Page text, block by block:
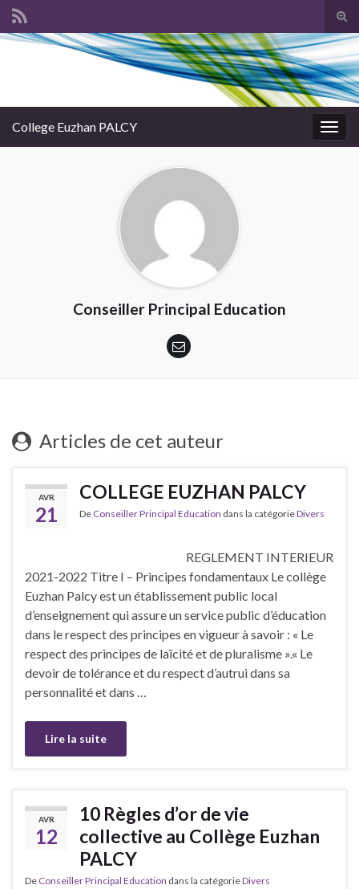
Search for:
College Euzhan PALCY
Conseiller Principal Education
Articles de cet auteur
AVR
21
COLLEGE EUZHAN PALCY
De Conseiller Principal Education dans la catégorieDivers
REGLEMENT INTERIEUR
2021-2022 Titre I – Principes fondamentaux Le collège
Euzhan Palcy est un établissement public local
d’enseignement qui assure un service public d’éducation
dans le respect des principes en vigueur à savoir : « Le
respect des principes de laïcité et de pluralisme ».« Le
devoir de tolérance et du respect d’autrui dans sa
personnalité et dans …
Lire la suite
AVR
12
10 Règles d’or de vie
collective au Collège Euzhan
PALCY
De Conseiller Principal Education dans la catégorieDivers